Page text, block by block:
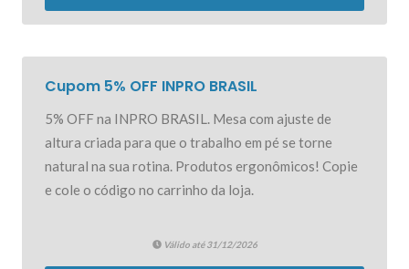
Cupom 5% OFF INPRO BRASIL
5% OFF na INPRO BRASIL. Mesa com ajuste de
altura criada para que o trabalho em pé se torne
natural na sua rotina. Produtos ergonômicos! Copie
e cole o código no carrinho da loja.
Válido até 31/12/2026